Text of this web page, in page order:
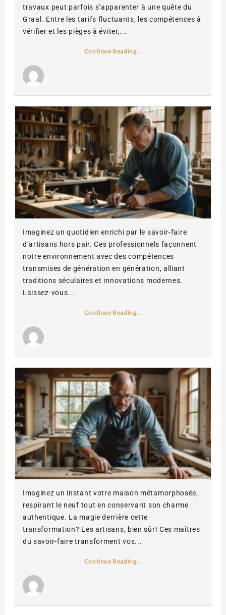
travaux peut parfois s’apparenter à une quête du
Graal. Entre les tarifs fluctuants, les compétences à
vérifier et les pièges à éviter,...
Continue Reading...
Imaginez un quotidien enrichi par le savoir-faire
d’artisans hors pair. Ces professionnels façonnent
notre environnement avec des compétences
transmises de génération en génération, alliant
traditions séculaires et innovations modernes.
Laissez-vous...
Continue Reading...
Imaginez un instant votre maison métamorphosée,
respirant le neuf tout en conservant son charme
authentique. La magie derrière cette
transformation? Les artisans, bien sûr! Ces maîtres
du savoir-faire transforment vos...
Continue Reading...